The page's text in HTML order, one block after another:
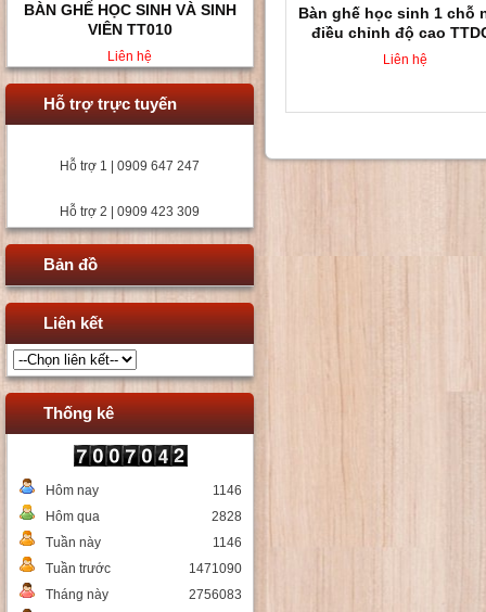
BÀN GHẾ HỌC SINH 2 CHỖ
NGỒI TT02
Liên hệ
Hỗ trợ trực tuyến
Hỗ trợ 1 | 0909 647 247
Hỗ trợ 2 | 0909 423 309
Bản đồ
Liên kết
Thống kê
Hôm nay
1146
Hôm qua
2828
Tuần này
1146
Tuần trước
1471090
Tháng này
2756083
Bàn ghế học sinh 1 chỗ
điều chỉnh độ cao
Liên hệ